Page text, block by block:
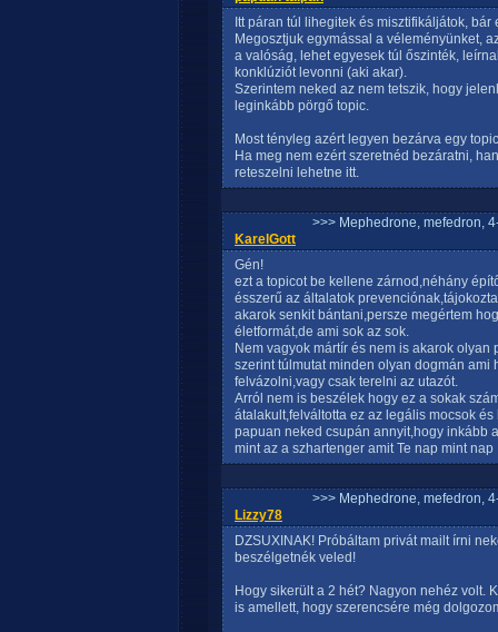
Itt páran túl lihegitek és misztifikáljátok,
Megosztjuk egymással a véleményünket,
a valóság, lehet egyesek túl őszinték,
konklúziót levonni (aki akar).
Szerintem neked az nem tetszik, hogy
leginkább pörgő topic.
Most tényleg azért legyen bezárva egy
Ha meg nem ezért szeretnéd bezáratni,
reteszelni lehetne itt.
>>> Mephedrone, mefedron,
KarelGott
Gén!
ezt a topicot be kellene zárnod,néhány
ésszerű az általatok
akarok senkit bántani,persze megértem
életformát,de ami sok az sok.
Nem vagyok mártír és nem is akarok
szerint túlmutat minden olyan dogmán
felvázolni,vagy csak terelni az utazót.
Arról nem is beszélek hogy ez a sokak
átalakult,felváltotta ez az legális mocsok és
papuan neked csupán annyit,hogy inkább
mint az a szhartenger amit Te nap mint
>>> Mephedrone, mefedron,
Lizzy78
DZSUXINAK! Próbáltam privát mailt írni
beszélgetnék veled!
Hogy sikerült a 2 hét? Nagyon nehéz volt.
is amellett, hogy szerencsére még